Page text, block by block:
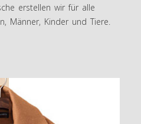
erstellen wir für alle
Männer, Kinder und Tiere.